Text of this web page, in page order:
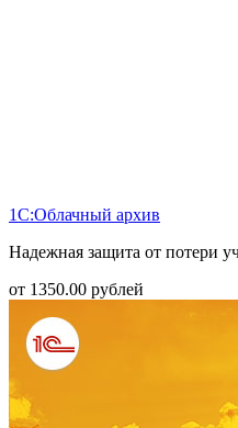
1С:Облачный архив
Надежная защита от потери
от 1350.00 рублей